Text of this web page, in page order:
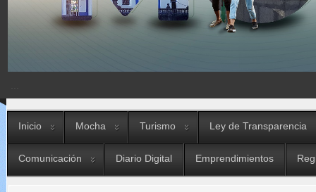
Inicio Mocha Turismo Ley de Transparencia
Comunicación Diario Digital Emprendimientos